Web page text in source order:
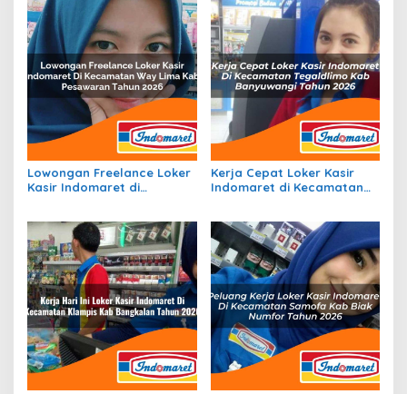
Lowongan Freelance Loker
Kasir Indomaret di
Kerja Cepat Loker Kasir
Indomaret di Kecamatan